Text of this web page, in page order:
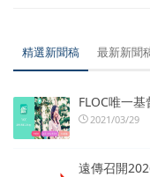
精選新聞稿 最新新聞
FLOC唯一
2021/03/29
遠傳召開